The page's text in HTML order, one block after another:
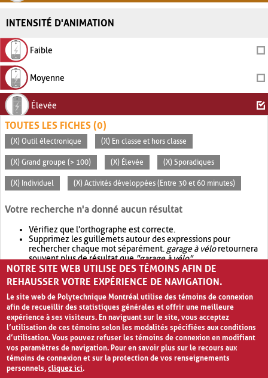
INTENSITÉ D'ANIMATION
Faible
Moyenne
Élevée
TOUTES LES FICHES (0)
(X) Outil électronique (X) En classe et hors classe
(X) Grand groupe (> 100) (X) Élevée (X) Sporadiques
(X) Individuel (X) Activités développées (Entre 30 et 60 minutes)
Votre recherche n'a donné aucun résultat
Vérifiez que l'orthographe est correcte.
Supprimez les guillemets autour des expressions pour
rechercher chaque mot séparément. garage à véloretournera
souvent plus de résultat que"garage à vélo".
Envisagez d'élargir votre recherche avec OR.garage OR vélo
retournera souvent plus de résultat quegarage à vélo
NOTRE SITE WEB UTILISE DES TÉMOINS AFIN DE
REHAUSSER VOTRE EXPÉRIENCE DE NAVIGATION.
Le site web de Polytechnique Montréal utilise des témoins de connexion
afin de recueillir des statistiques générales et offrir une meilleure
expérience à ses visiteurs. En naviguant sur le site, vous acceptez
l’utilisation de ces témoins selon les modalités spécifiées aux conditions
d’utilisation. Vous pouvez refuser les témoins de connexion en modifiant
vos paramètres de navigation. Pour en savoir plus sur le recours aux
témoins de connexion et sur la protection de vos renseignements
personnels,cliquez ici.